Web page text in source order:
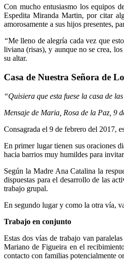
Con mucho entusiasmo los equipos
Espedita Miranda Martin, por citar
amorosamente a sus hijos presentes,
“Me lleno de alegría cada vez que
liviana (risas), y aunque no se crea,
su altar.
Casa de Nuestra Señora de
“Quisiera que esta fuese la casa de
Mensaje de Maria, Rosa de la Paz, 9
Consagrada el 9 de febrero del 2017,
En primer lugar tienen sus oraciones
hacia barrios muy humildes para
Según la Madre Ana Catalina la
dispuestas para el desarrollo de las
trabajo grupal.
En segundo lugar y como la otra vía,
Trabajo en conjunto
Estas dos vías de trabajo van
Mariano de Figueira en el
contacto con familias potencialmente